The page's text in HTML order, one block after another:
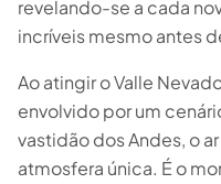
revelando-se a cada
incríveis mesmo antes
Ao atingir o Valle
envolvido por um
vastidão dos Andes, o
atmosfera única. É o